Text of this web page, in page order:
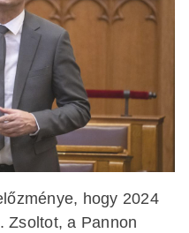
hogy 2024
Zsoltot, a Pannon